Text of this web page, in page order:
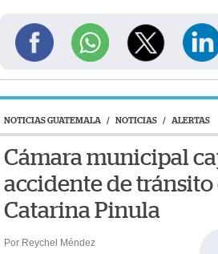
NOTICIAS GUATEMALA / NOTICIAS / ALERTAS
Cámara municipal
accidente de tránsito
Catarina Pinula
Por Reychel Méndez